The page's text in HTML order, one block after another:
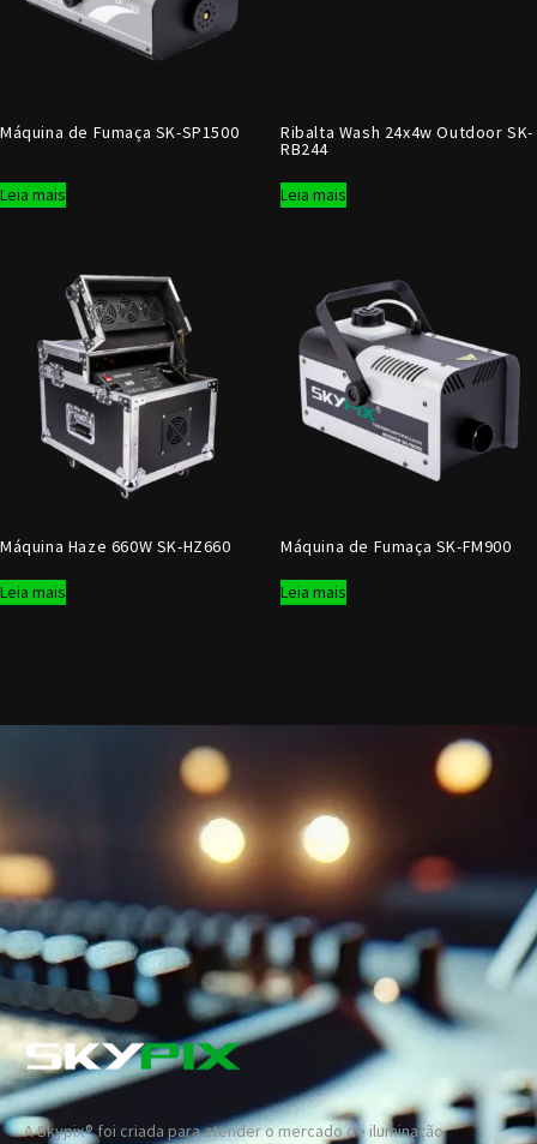
Máquina de Fumaça SK-SP1500
Leia mais
Ribalta Wash 24x4w Outdoor SK-
RB244
Leia mais
Máquina Haze 660W SK-HZ660
Leia mais
Máquina de Fumaça SK-FM900
Leia mais
A Skypix® foi criada para atender o mercado de iluminação